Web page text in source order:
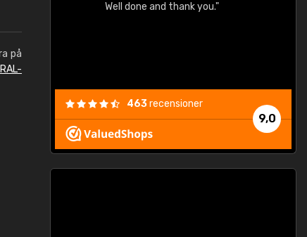
på
Well done and thank you."
9,0
463recensioner